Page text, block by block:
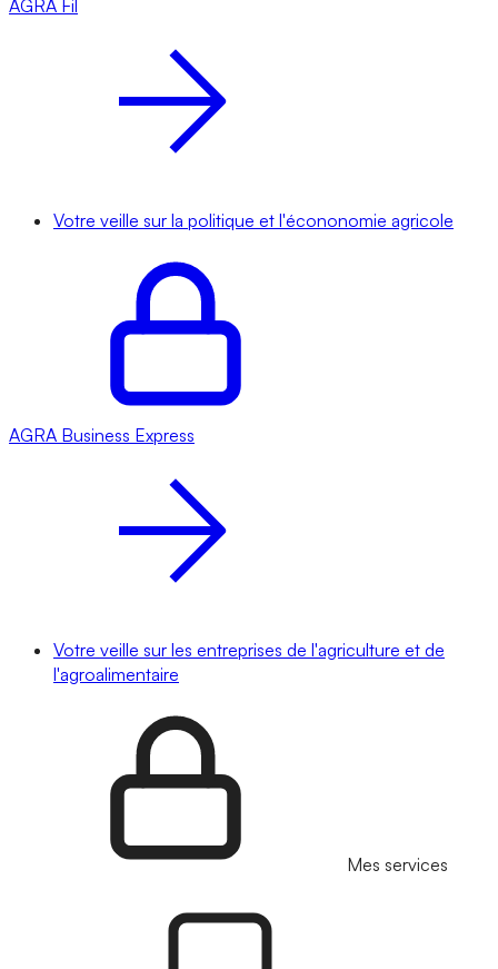
AGRA Fil
Votre veille sur la politique et l'écononomie agricole
AGRA Business Express
Votre veille sur les entreprises de l'agriculture et de
l'agroalimentaire
Mes services